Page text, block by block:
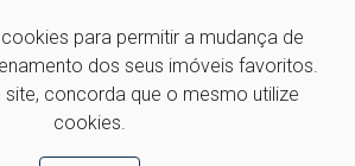
para permitir a mudança de
dos seus imóveis favoritos.
site, concorda que o mesmo utilize
cookies.